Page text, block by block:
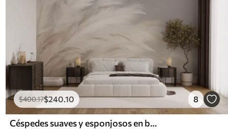
$400.17$240 .10 8
Céspedes suaves y esponjosos en beige y gris